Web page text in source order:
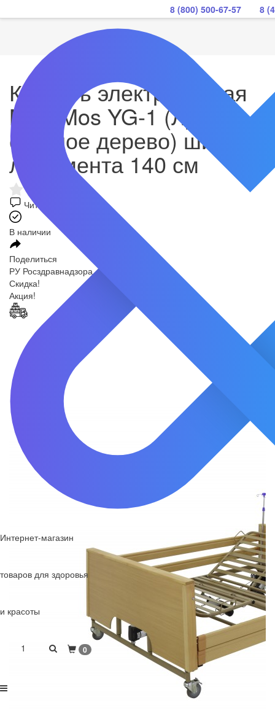
8 (800) 500-67-57 8
Интернет-магазин
товаров для здоровья
и красоты
1 0
Кровать электрическая
Med-Mos YG-1 (ЛДСП
светлое дерево) ширина
ложемента 140 см
Читать отзывы
В наличии
Поделиться
РУ Росздравнадзора
Скидка!
Акция!